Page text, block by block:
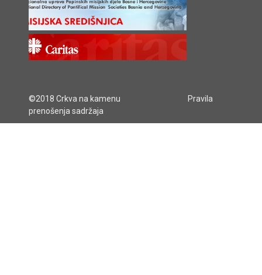
©2018 Crkva na kamenu
Pravila
prenošenja sadržaja